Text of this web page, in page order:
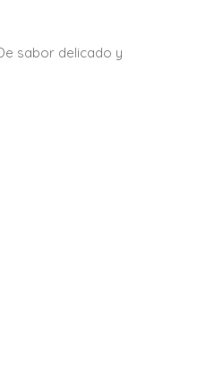
sabor delicado y